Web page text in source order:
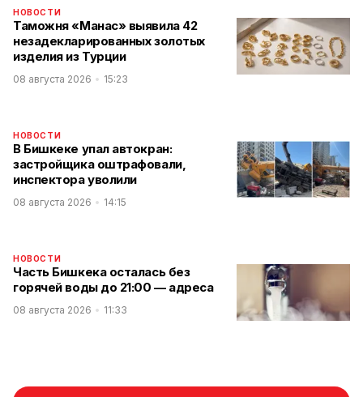
НОВОСТИ
Таможня «Манас» выявила 42
незадекларированных золотых
изделия из Турции
08 августа 2026 15:23
НОВОСТИ
В Бишкеке упал автокран:
застройщика оштрафовали,
инспектора уволили
08 августа 2026 14:15
НОВОСТИ
Часть Бишкека осталась без
горячей воды до 21:00 — адреса
08 августа 2026 11:33